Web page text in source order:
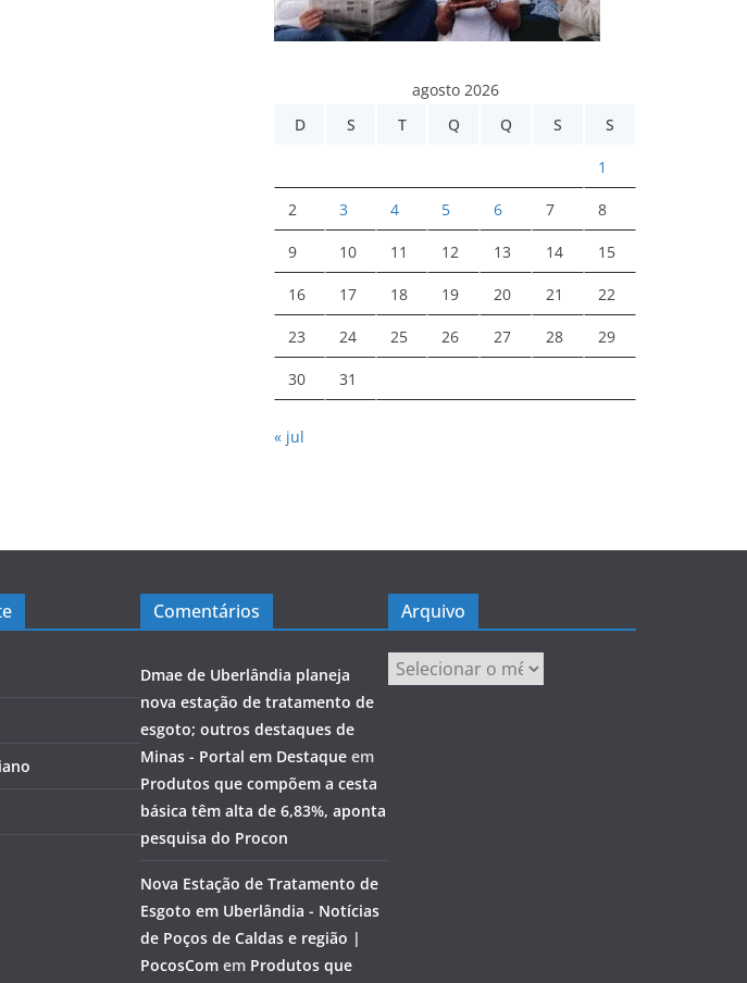
agosto 2026
D
S T Q Q S S
1
2 3 4 5 6 7 8
9 10 11 12 13 14 15
16 17 18 19 20 21 22
23 24 25 26 27 28 29
30 31
« jul
Comentários
Dmae de Uberlândia planeja
nova estação de tratamento de
esgoto; outros destaques de
Minas - Portal em Destaque em
Produtos que compõem a cesta
básica têm alta de 6,83%, aponta
pesquisa do Procon
Nova Estação de Tratamento de
Esgoto em Uberlândia - Notícias
de Poços de Caldas e região |
PocosCom em Produtos que
Arquivo
Arquivo